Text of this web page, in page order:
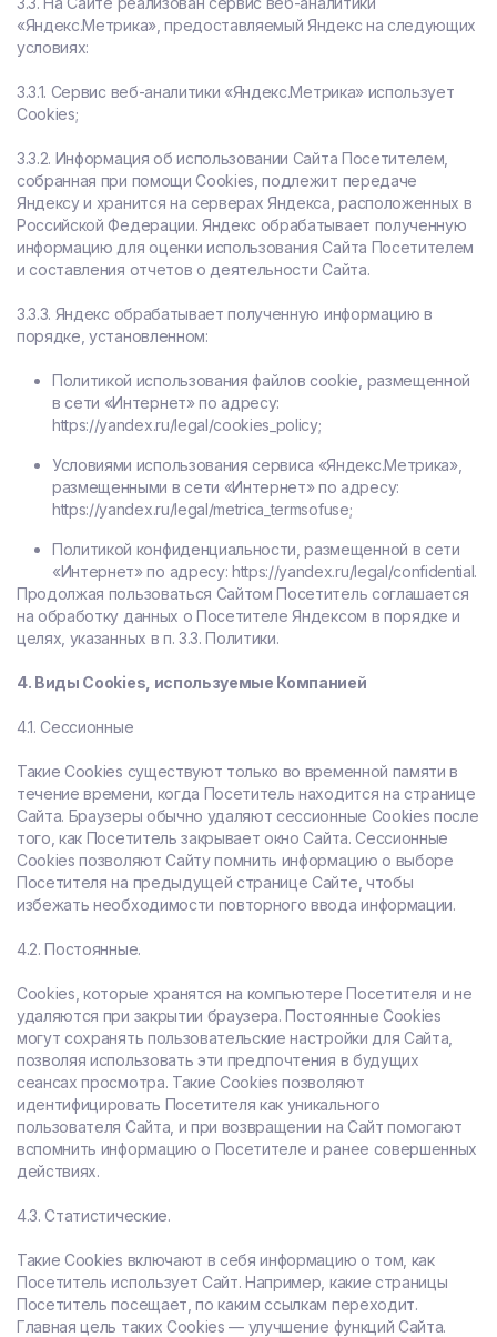
«Яндекс.Метрика», предоставляемый Яндекс на следующих
условиях:
3.3.1. Сервис веб-аналитики «Яндекс.Метрика» использует
Cookies;
3.3.2. Информация об использовании Сайта Посетителем,
собранная при помощи Cookies, подлежит передаче
Яндексу и хранится на серверах Яндекса, расположенных в
Российской Федерации. Яндекс обрабатывает полученную
информацию для оценки использования Сайта Посетителем
и составления отчетов о деятельности Сайта.
3.3.3. Яндекс обрабатывает полученную информацию в
порядке, установленном:
Политикой использования файлов cookie, размещенной
в сети «Интернет» по адресу:
https://yandex.ru/legal/cookies_policy;
Условиями использования сервиса «Яндекс.Метрика»,
размещенными в сети «Интернет» по адресу:
https://yandex.ru/legal/metrica_termsofuse;
Политикой конфиденциальности, размещенной в сети
«Интернет» по адресу: https://yandex.ru/legal/confidential.
Продолжая пользоваться Сайтом Посетитель соглашается
на обработку данных о Посетителе Яндексом в порядке и
целях, указанных в п. 3.3. Политики.
4. Виды Cookies, используемые Компанией
4.1. Сессионные
Такие Cookies существуют только во временной памяти в
течение времени, когда Посетитель находится на странице
Сайта. Браузеры обычно удаляют сессионные Cookies после
того, как Посетитель закрывает окно Сайта. Сессионные
Cookies позволяют Сайту помнить информацию о выборе
Посетителя на предыдущей странице Сайте, чтобы
избежать необходимости повторного ввода информации.
4.2. Постоянные.
Сookies, которые хранятся на компьютере Посетителя и не
удаляются при закрытии браузера. Постоянные Сookies
могут сохранять пользовательские настройки для Сайта,
позволяя использовать эти предпочтения в будущих
сеансах просмотра. Такие Cookies позволяют
идентифицировать Посетителя как уникального
пользователя Сайта, и при возвращении на Сайт помогают
вспомнить информацию о Посетителе и ранее совершенных
действиях.
4.3. Статистические.
Такие Cookies включают в себя информацию о том, как
Посетитель использует Сайт. Например, какие страницы
Посетитель посещает, по каким ссылкам переходит.
Главная цель таких Cookies — улучшение функций Сайта.